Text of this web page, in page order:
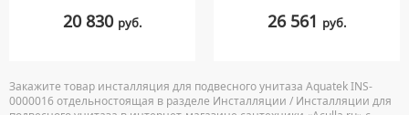
20 830 руб. 26 561 руб.
Закажите товар инсталляция для подвесного унитаза Aquatek INS-
0000016 отдельностоящая в разделе Инсталляции / Инсталляции для